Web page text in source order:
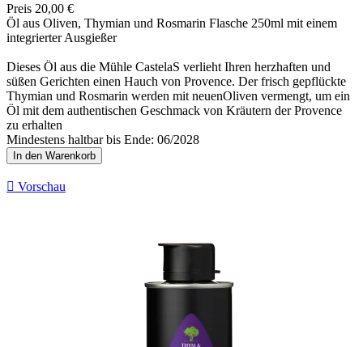
Preis 20,00 €
Öl aus Oliven, Thymian und Rosmarin Flasche 250ml mit einem
integrierter Ausgießer
Dieses Öl aus die Mühle CastelaS verlieht Ihren herzhaften und
süßen Gerichten einen Hauch von Provence. Der frisch gepflückte
Thymian und Rosmarin werden mit neuenOliven vermengt, um ein
Öl mit dem authentischen Geschmack von Kräutern der Provence
zu erhalten
Mindestens haltbar bis Ende: 06/2028
In den Warenkorb
 Vorschau